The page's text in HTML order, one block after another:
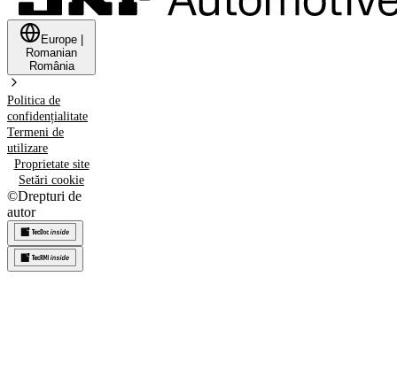
Europe
Romanian
România
Politica de
confidențialitate
Termeni de
utilizare
Proprietate site
Setări cookie
©Drepturi de
autor